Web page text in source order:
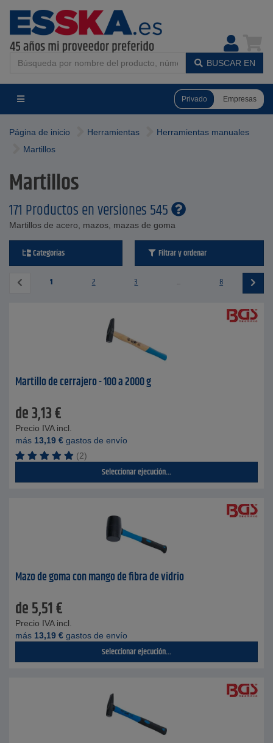
BUSCAR EN
Privado Empresas
Página de inicio Herramientas
Herramientas manuales
Martillos
Martillos
171 Productos en versiones 545
Martillos de acero, mazos, mazas de goma
Categorías Filtrar y ordenar
1 2 3 ... 8
Martillo de cerrajero - 100 a 2000 g
de3,13€
Precio IVA incl.
más 13,19 € gastos de envío
(2)
Seleccionar ejecución...
Mazo de goma con mango de fibra de vidrio
de5,51€
Precio IVA incl.
más 13,19 € gastos de envío
Seleccionar ejecución...